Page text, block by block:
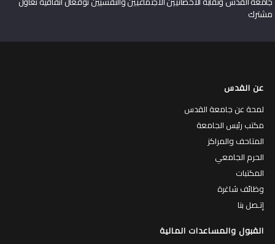
مشترك
عن القدس
لمحة عن جامعة القدس
مكتب رئيس الجامعة
المتاحف والمراكز
الحرم الجامعي
المكتبات
وظائف شاغرة
إتـصل بنا
القبول والمساعدات المالية